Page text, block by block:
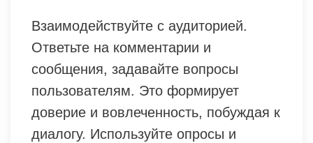
Взаимодействуйте с аудиторией.
Ответьте на комментарии и
сообщения, задавайте вопросы
пользователям. Это формирует
доверие и вовлеченность, побуждая к
диалогу. Используйте опросы и